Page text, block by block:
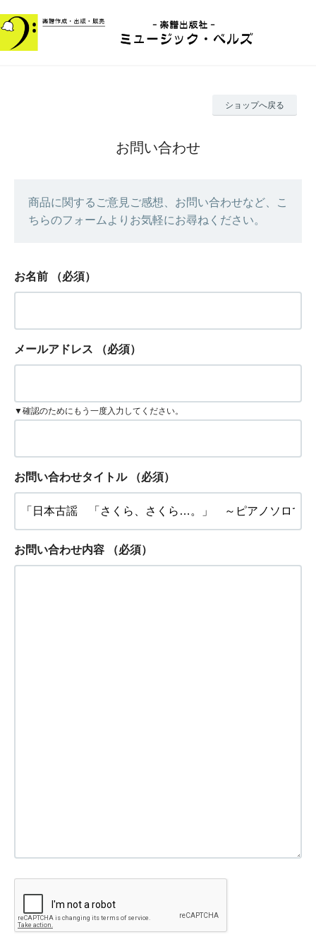
ショップへ戻る
お問い合わせ
商品に関するご意見ご感想、お問い合わせなど、こ
ちらのフォームよりお気軽にお尋ねください。
お名前 （必須）
メールアドレス （必須）
▼確認のためにもう一度入力してください。
お問い合わせタイトル （必須）
お問い合わせ内容 （必須）